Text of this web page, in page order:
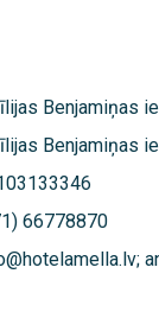
Benjamiņas
Benjamiņas
66778870